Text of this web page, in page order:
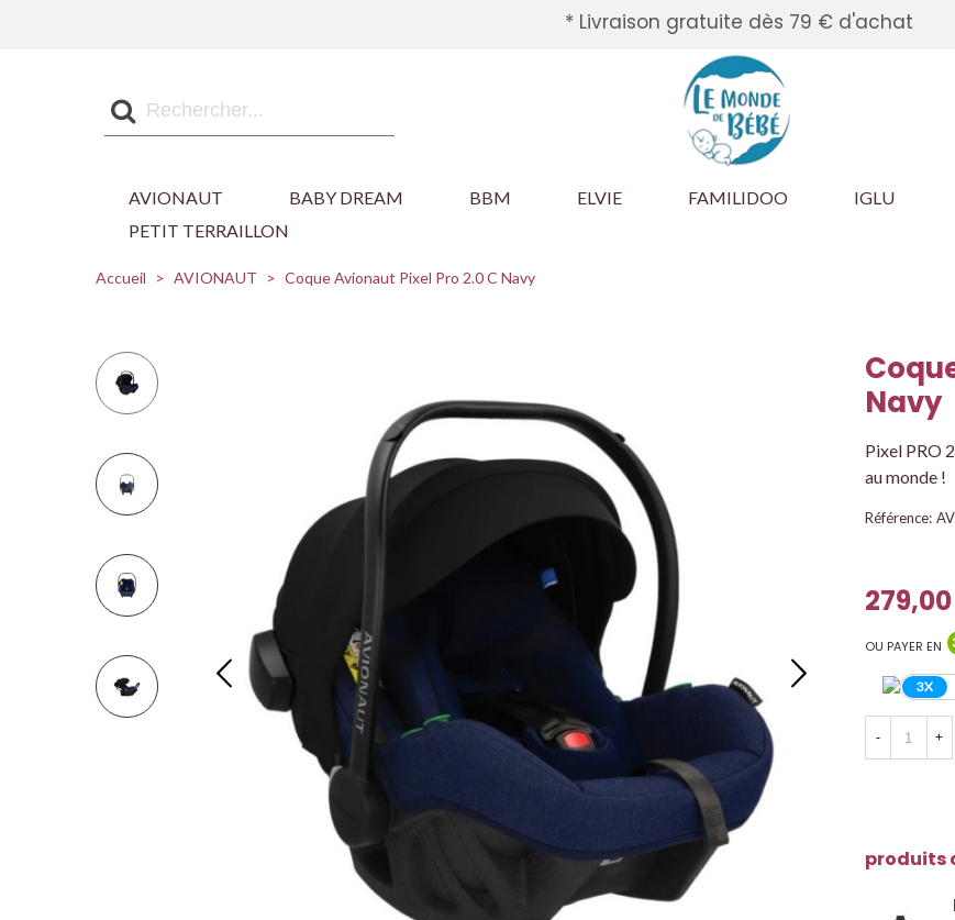
* Livraison gratuite dès 79 € d'achat
AVIONAUT BABY DREAM BBM ELVIE FAMILIDOO IGLU
PETIT TERRAILLON
Accueil > AVIONAUT > Coque Avionaut Pixel Pro 2.0 C Navy
Navy
Pixel PRO
au monde !
Référence:
OU PAYER EN
3X
- +
produits